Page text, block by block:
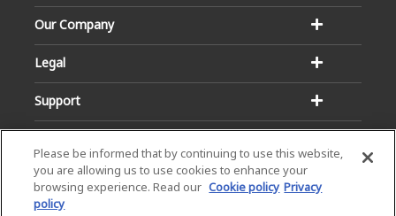
Our Company
Legal
Support
Please be informed that by continuing to use this website,
you are allowing us to use cookies to enhance your
browsing experience. Read our Cookie policy Privacy
policy